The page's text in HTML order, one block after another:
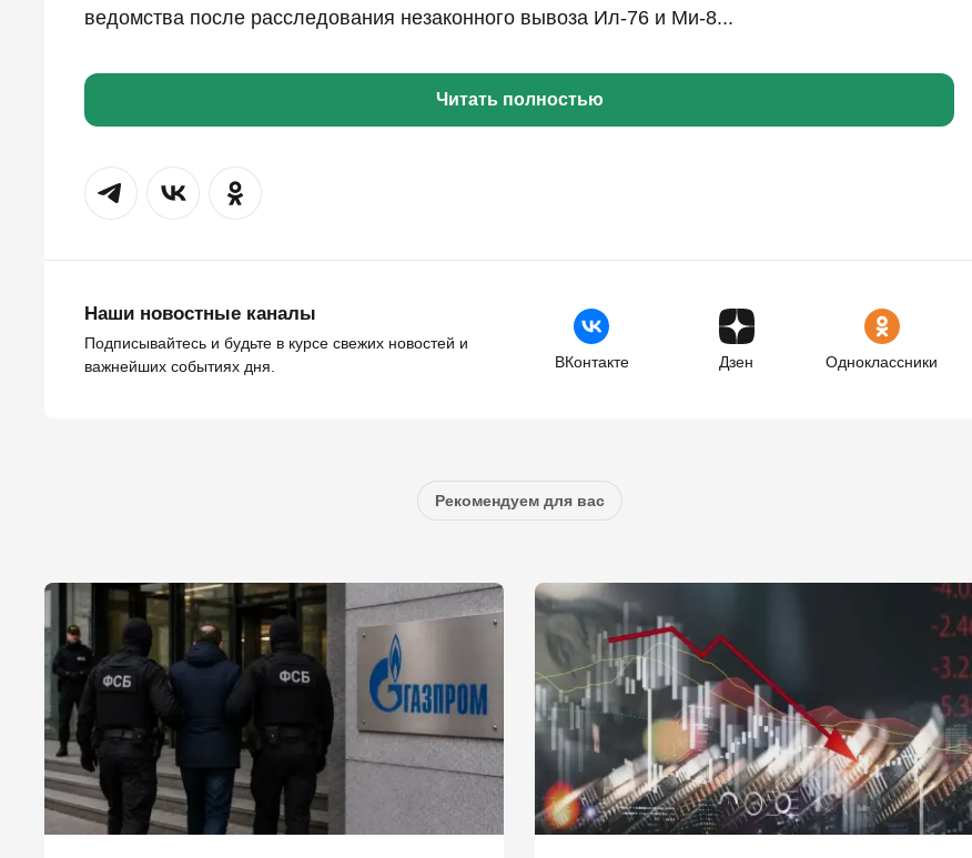
ведомства после расследования незаконного вывоза Ил-76 и Ми-8...
Читать полностью
Наши новостные каналы
Подписывайтесь и будьте в курсе свежих новостей и
важнейших событиях дня.
ВКонтакте Дзен Одноклассники
Рекомендуем для вас